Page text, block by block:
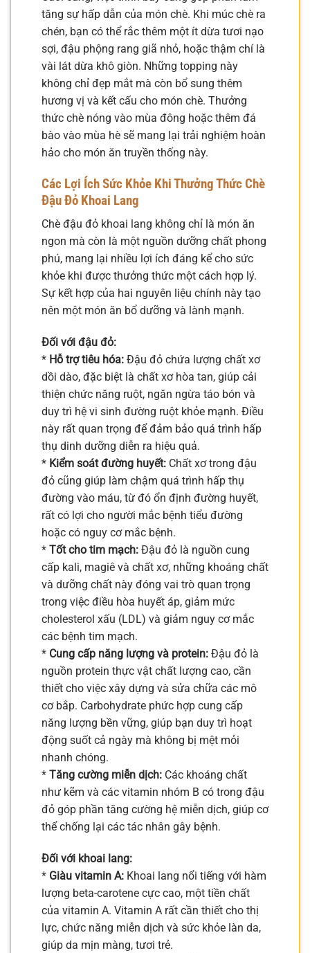
tăng sự hấp dẫn của món chè. Khi múc chè ra
chén, bạn có thể rắc thêm một ít dừa tươi nạo
sợi, đậu phộng rang giã nhỏ, hoặc thậm chí là
vài lát dừa khô giòn. Những topping này
không chỉ đẹp mắt mà còn bổ sung thêm
hương vị và kết cấu cho món chè. Thưởng
thức chè nóng vào mùa đông hoặc thêm đá
bào vào mùa hè sẽ mang lại trải nghiệm hoàn
hảo cho món ăn truyền thống này.
Các Lợi Ích Sức Khỏe Khi Thưởng Thức Chè
Đậu Đỏ Khoai Lang
Chè đậu đỏ khoai lang không chỉ là món ăn
ngon mà còn là một nguồn dưỡng chất phong
phú, mang lại nhiều lợi ích đáng kể cho sức
khỏe khi được thưởng thức một cách hợp lý.
Sự kết hợp của hai nguyên liệu chính này tạo
nên một món ăn bổ dưỡng và lành mạnh.
Đối với đậu đỏ:
* Hỗ trợ tiêu hóa: Đậu đỏ chứa lượng chất xơ
dồi dào, đặc biệt là chất xơ hòa tan, giúp cải
thiện chức năng ruột, ngăn ngừa táo bón và
duy trì hệ vi sinh đường ruột khỏe mạnh. Điều
này rất quan trọng để đảm bảo quá trình hấp
thụ dinh dưỡng diễn ra hiệu quả.
* Kiểm soát đường huyết: Chất xơ trong đậu
đỏ cũng giúp làm chậm quá trình hấp thụ
đường vào máu, từ đó ổn định đường huyết,
rất có lợi cho người mắc bệnh tiểu đường
hoặc có nguy cơ mắc bệnh.
* Tốt cho tim mạch: Đậu đỏ là nguồn cung
cấp kali, magiê và chất xơ, những khoáng chất
và dưỡng chất này đóng vai trò quan trọng
trong việc điều hòa huyết áp, giảm mức
cholesterol xấu (LDL) và giảm nguy cơ mắc
các bệnh tim mạch.
* Cung cấp năng lượng và protein: Đậu đỏ là
nguồn protein thực vật chất lượng cao, cần
thiết cho việc xây dựng và sửa chữa các mô
cơ bắp. Carbohydrate phức hợp cung cấp
năng lượng bền vững, giúp bạn duy trì hoạt
động suốt cả ngày mà không bị mệt mỏi
nhanh chóng.
* Tăng cường miễn dịch: Các khoáng chất
như kẽm và các vitamin nhóm B có trong đậu
đỏ góp phần tăng cường hệ miễn dịch, giúp cơ
thể chống lại các tác nhân gây bệnh.
Đối với khoai lang:
* Giàu vitamin A: Khoai lang nổi tiếng với hàm
lượng beta-carotene cực cao, một tiền chất
của vitamin A. Vitamin A rất cần thiết cho thị
lực, chức năng miễn dịch và sức khỏe làn da,
giúp da mịn màng, tươi trẻ.